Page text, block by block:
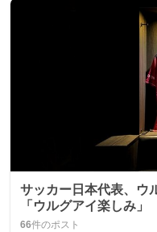
サッカー日本代表、ウ
「ウルグアイ楽しみ」
66件のポスト